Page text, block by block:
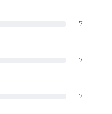
7
7
7